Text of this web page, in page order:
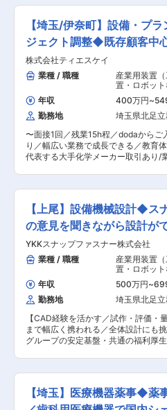
る環境です。 ・ゆくゆくは、社内で
納期調整、社外では客先での改善提
うになっていただきたいと考えておりま
属部署 ・埼玉工場：男性3名（60代2
名） ・ほとんどのメンバーが未経験
しています。前職はトラック運転手
ムインストラクター、家具メーカー
ーなどさまざまです。 ■仕事の魅力 ・当社の仕
事は幅広く、同じことの繰り返しが
ません。都度新しい内容の案件にチ
機会が多く、他社でできることは自社
という精神でさまざまな案件に取り
す。慣れて飽きることがなく、日々成
歴史を持ち、現在では日本を代表す
ーカーなどからもお引き合いをいた
社にしか任せられない」というお声
れています。競合他社が引退するな
安定した受注量で盤石な経営基盤を
す。 変更の範囲：会社の定める業務
ける安定企業 ● 量産ではなく、一点
ーメイド設備の製作が中心 ■業務概要 既存顧客
である大手化学メーカー向けに、貯
械設備、配管設備の製作および溶接
ていただきます。 長年の取引実績が
心のため、落ち着いた環境で技術を発
ら、一つひとつの案件に丁寧に向き
きます。 ■業務詳細 ・製作図面をもとにした金
属加工業務（アルミ・鉄材などの切断
工、溶接） ・各種設備・タンク・配
および組立て ・製品に応じた仕上げ
の対応 ・客先設備の点検・修繕など
ス作業 ・安全確認・品質チェック ※溶接方法や加
工内容は案件により異なります ※出
程度（会津・仙台・豊橋・静岡など）
う場合は、宿泊費・食事手当・各種手
偏らず、加工・溶接・組立まで幅広
・長年取引のある顧客が中心で、無
突発対応は少なめ ・現場の判断やこ
を尊重する風土 ■就業環境 ・工場内は安全に配
慮された作業環境（夏季：スポットク
風機、冬季：個別暖房あり） ・基本
し、休日出勤はほとんどありません
7名体制／20〜50代まで幅広い世代が
途入社メンバーが中心で、風通しが
相談し合えるアットホームな雰囲気です。
の特徴・強み 当社は創業50年以上。
プをはじめ、日本を代表する大手化
の取引実績を持ちます。「他社には
応力を強みに、業界内で高い評価を
競合他社が減少する中、安定した受
でも技術を磨き、ものづくりの醍醐
る環境が整っています。 変更の範囲：会社の定め
【埼玉/伊奈町】設備・プ
ジェクト調整◆既存顧客中
◎
株式会社ティエスケイ
業種 / 職種
産業用装置
置・ロボット
産業機械営
（既存・ルー
年収 400万円~
勤務地
埼玉県北足
〜面接1回／残業15h程／dodaからご
り／幅広い業務で成長できる／教育
代表する大手化学メーカー取引あり/
る安定企業 ● 新規開拓や個人ノルマ
顧客との技術提案・案件推進が中心 ■業務概要
既存顧客である大手化学メーカーを
タンクや各種機械設備、配管設備の
修・メンテナンス案件に対し、打ち合
注後の工程管理までを一貫してご担当
す。 単なる「営業職」ではなく、顧
えた仕様整理や各種調整を行いなが
にしていく役割です。 ■業務詳細 ・顧客先への
訪問・現地調査、仕様に関する打ち合
内容を踏まえた見積書・構想図の作
・受注後の案件推進（簡易図面作成
CAD：AutoCAD 2025］、材料選定
納期・品質・工程の管理、各種検査
りまとめ ・社内外関係者（製造部門
顧客）との調整・折衝 ※出張は全国エリア（月
心です ※業務割合は「営業活動」と「
管理」が概ね半々となります ■本ポジションの特
【上尾】設備機械設計◆
の意見を聞きながら設計
転勤無
YKKスナップファスナー株式会社
業種 / 職種
産業用装置
置・ロボッ
備立ち上げ・
年収 500万円~
勤務地
埼玉県北足
【CAD経験を活かす／試作・評価・
まで幅広く携われる／全体設計にも
グループの安定基盤・共通の福利厚
に、試作評価や量産対応まで幅広く
将来的には製品全体の設計にも挑戦可
ーザーである製造部門と物理的にも
為、アイデアから形にした装置や金
【埼玉】医療機器薬事◆薬